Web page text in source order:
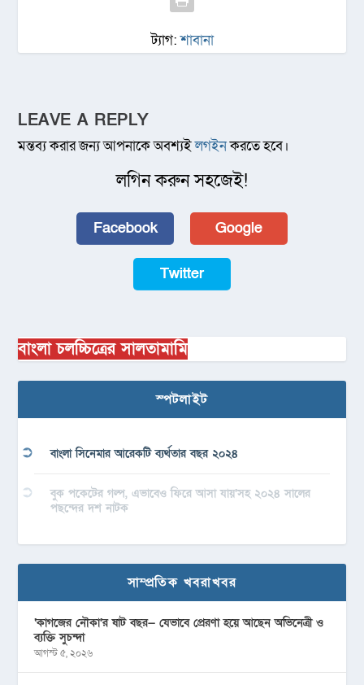
ট্যাগ:শাবানা
LEAVE A REPLY
মন্তব্য করার জন্য আপনাকে অবশ্যইলগইনকরতে হবে।
লগিন করুন সহজেই!
Facebook Google
Twitter
বাংলা চলচ্চিত্রের সালতামামি
স্পটলাইট
বাংলা সিনেমার আরেকটি ব্যর্থতার বছর ২০২৪
বুক পকেটের গল্প, এভাবেও ফিরে আসা যায়’সহ ২০২৪ সালের
পছন্দের দশ নাটক
সাম্প্রতিক খবরাখবর
‘কাগজের নৌকা’র ষাট বছর— যেভাবে প্রেরণা হয়ে আছেন অভিনেত্রী ও
ব্যক্তি সুচন্দা
আগস্ট ৫, ২০২৬